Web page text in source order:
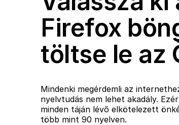
Firefox
töltse le az
Mindenki megérdemli az
nyelvtudás nem lehet akadály.
minden táján lévő elkötelezett
több mint 90 nyelven.